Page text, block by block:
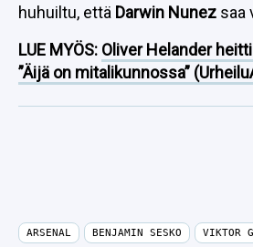
huhuiltu, että Darwin Nunez saa
LUE MYÖS: Oliver Helander
”Äijä on mitalikunnossa”
ARSENAL BENJAMIN SESKO VIKTOR